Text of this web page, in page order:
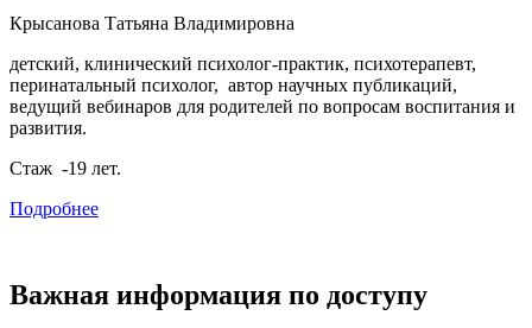
Крысанова Татьяна Владимировна
детский, клинический психолог-практик, психотерапевт,
перинатальный психолог, автор научных публикаций,
ведущий вебинаров для родителей по вопросам воспитания и
развития.
Стаж -19 лет.
Подробнее
Важная информация по доступу